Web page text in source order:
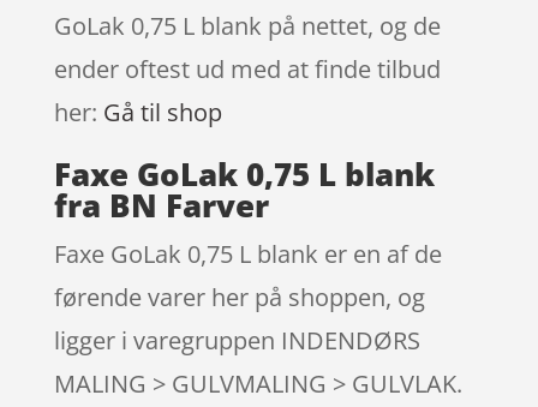
GoLak 0,75 L blank på nettet, og de
ender oftest ud med at finde tilbud
her: Gå til shop
Faxe GoLak 0,75 L blank
fra BN Farver
Faxe GoLak 0,75 L blank er en af de
førende varer her på shoppen, og
ligger i varegruppen INDENDØRS
MALING > GULVMALING > GULVLAK.